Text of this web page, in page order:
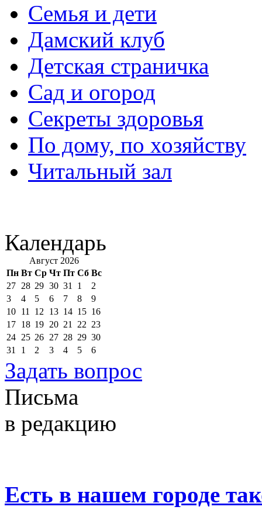
Семья и дети
Дамский клуб
Детская страничка
Сад и огород
Секреты здоровья
По дому, по хозяйству
Читальный зал
Календарь
Август 2026
Пн Вт Ср Чт Пт Сб Вс
27 28 29 30 31 1
2
3
4 5 6 7 8
9
10 11 12 13 14 15 16
17 18 19 20 21 22 23
24 25 26 27 28 29 30
31
1 2 3 4 5 6
Задать вопрос
Письма
в редакцию
Есть в нашем городе